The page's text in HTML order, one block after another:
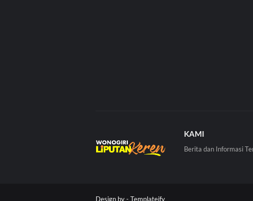
KAMI
Berita dan Informasi
Design by - Templateify